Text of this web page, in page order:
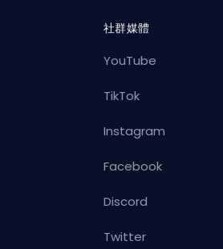
社群媒體
YouTube
TikTok
Instagram
Facebook
Discord
Twitter